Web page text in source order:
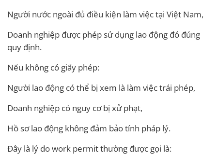
Người nước ngoài đủ điều kiện làm việc tại Việt Nam,
Doanh nghiệp được phép sử dụng lao động đó đúng
quy định.
Nếu không có giấy phép:
Người lao động có thể bị xem là làm việc trái phép,
Doanh nghiệp có nguy cơ bị xử phạt,
Hồ sơ lao động không đảm bảo tính pháp lý.
Đây là lý do work permit thường được gọi là: